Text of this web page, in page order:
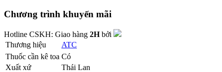
Chương trình khuyến mãi
Hotline CSKH: Giao hàng 2Hbởi
Thương hiệu
ATC
Thuốc cần kê toa Có
Xuất xứ
Thái Lan